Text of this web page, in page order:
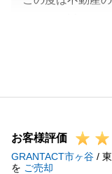
今後もT様のお
非お気軽にご連
今後ともよろし
お客様評価
GRANTACT市ヶ谷 /
を ご売却